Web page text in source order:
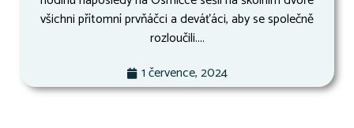
všichni přítomní prvňáčci a deváťáci, aby se společně
rozloučili....
1 července, 2024